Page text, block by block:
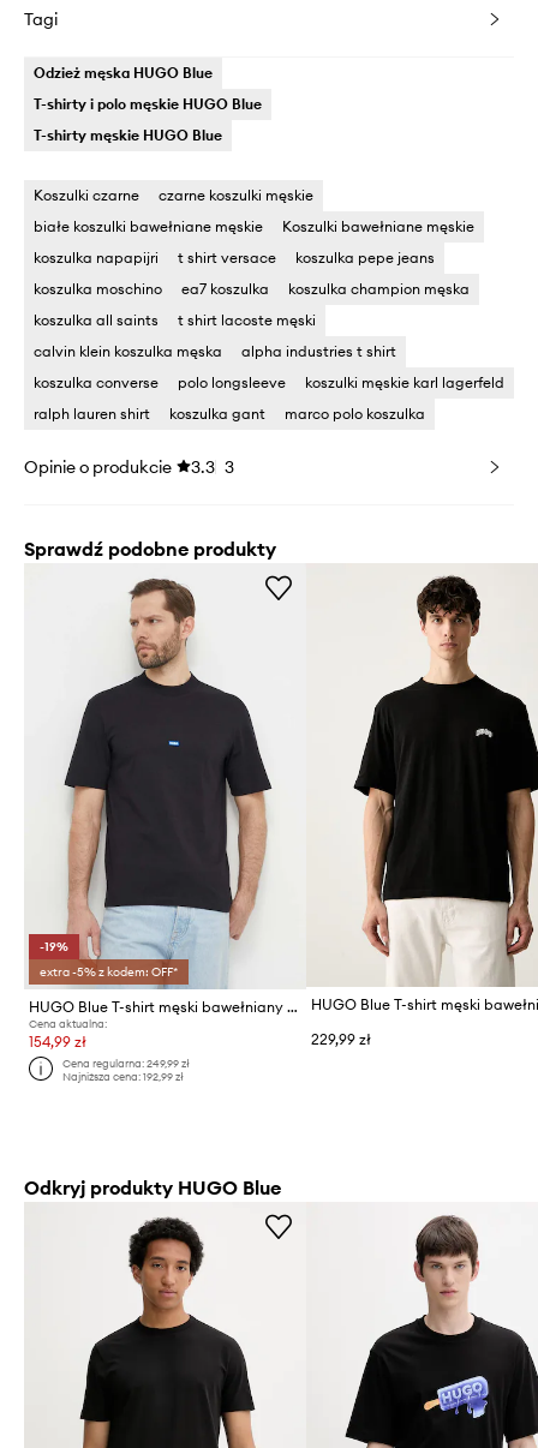
Tagi
Odzież męska HUGO Blue
T-shirty i polo męskie HUGO Blue
T-shirty męskie HUGO Blue
Koszulki czarne
czarne koszulki męskie
białe koszulki bawełniane męskie
Koszulki bawełniane męskie
koszulka napapijri
t shirt versace
koszulka pepe jeans
koszulka moschino
ea7 koszulka
koszulka champion męska
koszulka all saints
t shirt lacoste męski
calvin klein koszulka męska
alpha industries t shirt
koszulka converse
polo longsleeve
koszulki męskie karl lagerfeld
ralph lauren shirt
koszulka gant marco polo koszulka
Opinie o produkcie 3.3 3
Sprawdź podobne produkty
-19%
extra -5% z kodem: OFF*
HUGO Blue T-shirt męski bawełniany Nieros
Cena aktualna:
154,99 zł
Cena regularna:249,99 zł
Najniższa cena:192,99 zł
229,99 zł
Odkryj produkty HUGO Blue